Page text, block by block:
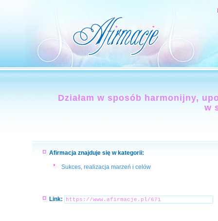
Działam w sposób harmonijny,
w
Afirmacja znajduje się w kategorii:
Sukces, realizacja marzeń i celów
Link: